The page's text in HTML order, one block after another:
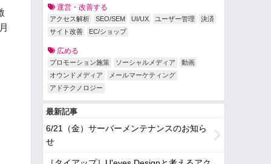
運営・改善する
アクセス解析 SEO/SEM UI/UX ユーザー管理
決済
サイト改善
EC/ショップ
広める
プロモーション施策 ソーシャルメディア
動画
オウンドメディア
メールマーケティング
アドテクノロジー
最新記事
6/21（金）サーバーメンテナンスのお知ら
せ